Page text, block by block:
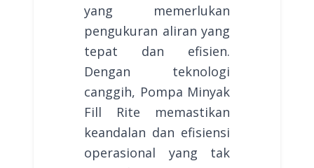
yang memerlukan
pengukuran aliran yang
tepat dan efisien.
Dengan teknologi
canggih, Pompa Minyak
Fill Rite memastikan
keandalan dan efisiensi
operasional yang tak